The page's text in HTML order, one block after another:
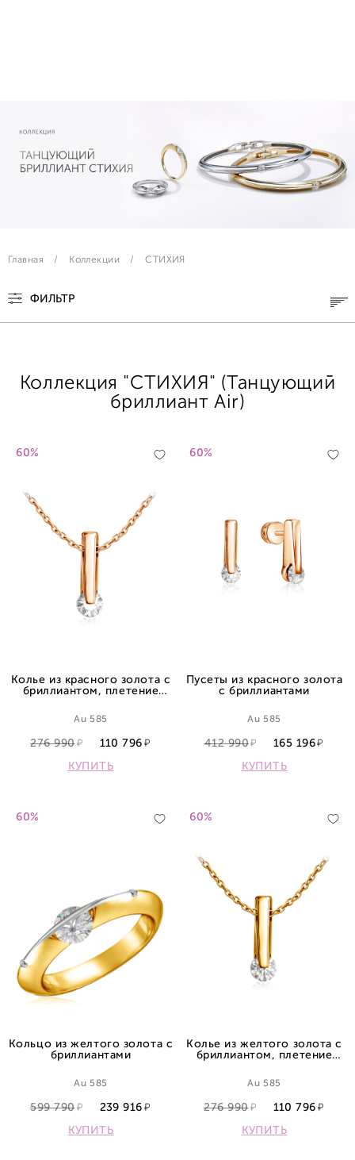
Главная Коллекции СТИХИЯ
ФИЛЬТР
Коллекция "СТИХИЯ" (Танцующий
бриллиант Air)
60%
Колье из красного золота с
бриллиантом, плетение
Au 585
276 990
110 796
КУПИТЬ
60%
Пусеты из красного золота
с бриллиантами
Au 585
412 990
165 196
КУПИТЬ
60%
Кольцо из желтого золота с
бриллиантами
Au 585
599 790
239 916
КУПИТЬ
60%
Колье из желтого золота с
бриллиантом, плетение
Au 585
276 990
110 796
КУПИТЬ